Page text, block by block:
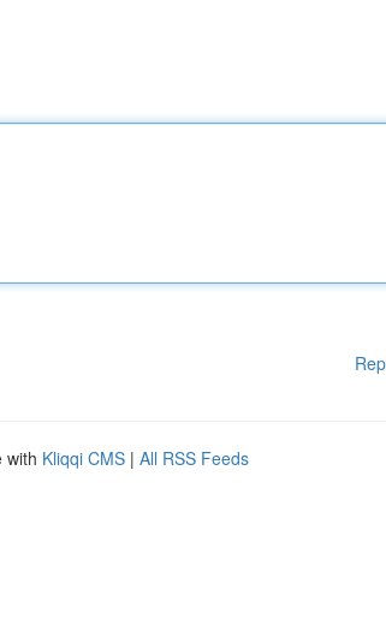
with Kliqqi CMS | All RSS Feeds